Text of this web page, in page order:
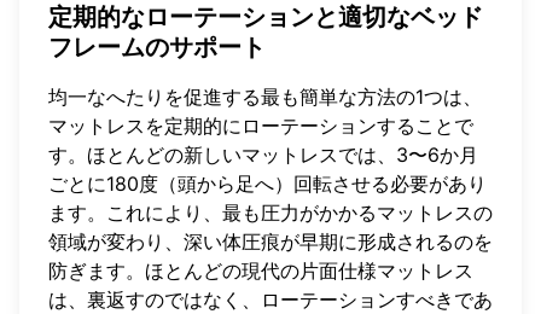
定期的なローテーションと適切なベッド
フレームのサポート
均一なへたりを促進する最も簡単な方法の1つは、
マットレスを定期的にローテーションすることで
す。ほとんどの新しいマットレスでは、3〜6か月
ごとに180度（頭から足へ）回転させる必要があり
ます。これにより、最も圧力がかかるマットレスの
領域が変わり、深い体圧痕が早期に形成されるのを
防ぎます。ほとんどの現代の片面仕様マットレス
は、裏返すのではなく、ローテーションすべきであ